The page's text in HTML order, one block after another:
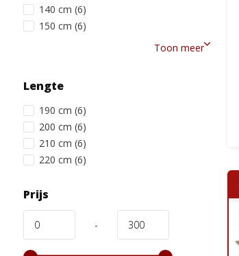
140 cm (6)
150 cm (6)
Toon meer
Lengte
190 cm (6)
200 cm (6)
210 cm (6)
220 cm (6)
Prijs
-